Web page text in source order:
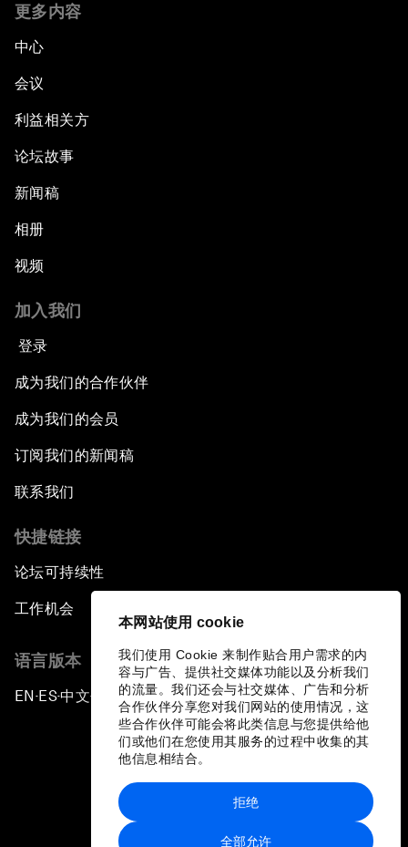
本网站使用 cookie
我们使用 Cookie 来制作贴合用户需求的内
容与广告、提供社交媒体功能以及分析我们
的流量。我们还会与社交媒体、广告和分析
合作伙伴分享您对我们网站的使用情况，这
些合作伙伴可能会将此类信息与您提供给他
们或他们在您使用其服务的过程中收集的其
他信息相结合。
全部允许
拒绝
更多内容
中心
会议
利益相关方
论坛故事
新闻稿
相册
视频
加入我们
登录
成为我们的合作伙伴
成为我们的会员
订阅我们的新闻稿
联系我们
快捷链接
论坛可持续性
工作机会
语言版本
EN ▪ES▪中文▪ 日本語